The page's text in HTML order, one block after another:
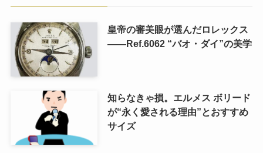
皇帝の審美眼が選んだロレックス
――Ref.6062 “バオ・ダイ”の美学
知らなきゃ損。エルメス ボリード
が“永く愛される理由”とおすすめ
サイズ